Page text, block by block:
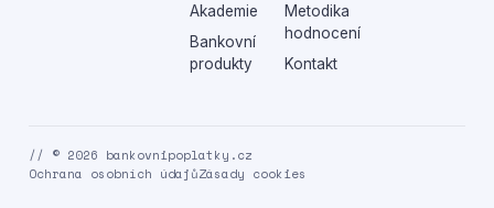
Akademie
Bankovní
produkty
Metodika
hodnocení
Kontakt
// © 2026 bankovnipoplatky.cz
Ochrana osobních údajůZásady cookies